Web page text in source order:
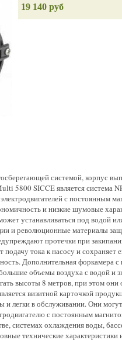
19 140 руб
системой, корпус
5800 SICCE является система
с постоянным
и низкие шумовые
устанавливаться под водой
и революционные материалы
протечки при
тока к насосу и сохраняет
Дополнительная форкамера
объемы воздуха с водой и
высоты 8 метров, при этом
визитной карточкой
легки в обслуживании. Они
с постоянным
системах охлаждения воды,
технические